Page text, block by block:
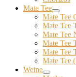
Mate Tee
Mate Tee
Mate Tee
Mate
Mate Tee
Mate Tee
Mate Tee
Weine